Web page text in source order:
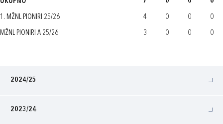
1. MŽNL PIONIRI 25/26 4 0 0 0
MŽNL PIONIRI A 25/26 3 0 0 0
2024/25
2023/24